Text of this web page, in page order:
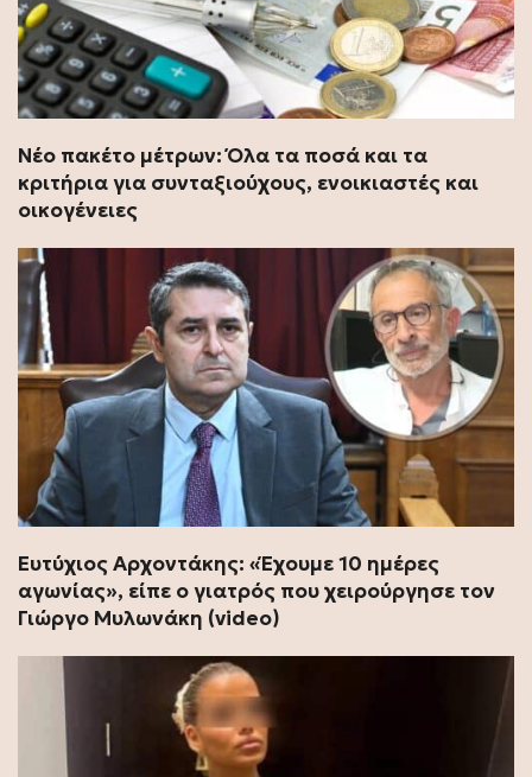
Νέο πακέτο μέτρων: Όλα τα ποσά και τα
κριτήρια για συνταξιούχους, ενοικιαστές και
οικογένειες
Ευτύχιος Αρχοντάκης: «Έχουμε 10 ημέρες
αγωνίας», είπε ο γιατρός που χειρούργησε τον
Γιώργο Μυλωνάκη (video)